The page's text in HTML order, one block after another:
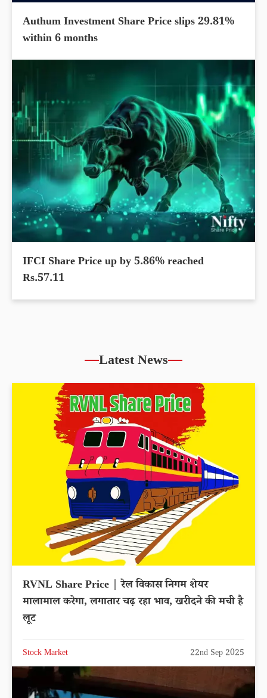
Authum Investment Share Price slips 29.81%
within 6 months
IFCI Share Price up by 5.86% reached
Rs.57.11
Latest News
RVNL Share Price | रेल विकास निगम शेयर
मालामाल करेगा, लगातार चढ़ रहा भाव, खरीदने की मची है
लूट
Stock Market 22nd Sep 2025